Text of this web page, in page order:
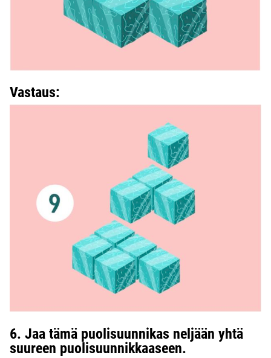
Vastaus:
6. Jaa tämä puolisuunnikas neljään yhtä
suureen puolisuunnikkaaseen.